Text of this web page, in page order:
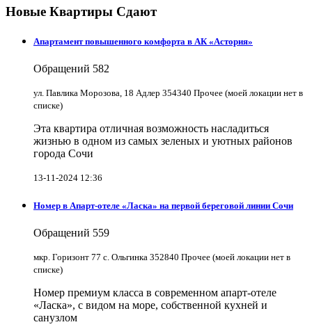
Новые Квартиры Сдают
Апартамент повышенного комфорта в АК «Астория»
Обращений 582
ул. Павлика Морозова, 18 Адлер 354340 Прочее (моей локации нет в
списке)
Эта квартира отличная возможность насладиться
жизнью в одном из самых зеленых и уютных районов
города Сочи
13-11-2024 12:36
Номер в Апарт-отеле «Ласка» на первой береговой линии Сочи
Обращений 559
мкр. Горизонт 77 с. Ольгинка 352840 Прочее (моей локации нет в
списке)
Номер премиум класса в современном апарт-отеле
«Ласка», с видом на море, собственной кухней и
санузлом